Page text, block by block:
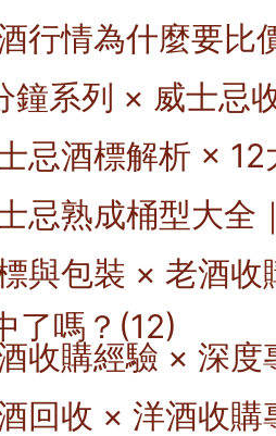
行情為什麼要比
鐘系列 × 威士忌
忌酒標解析 ×
忌熟成桶型大全
與包裝 × 老酒收
了嗎？(12)
收購經驗 × 深
回收 × 洋酒收